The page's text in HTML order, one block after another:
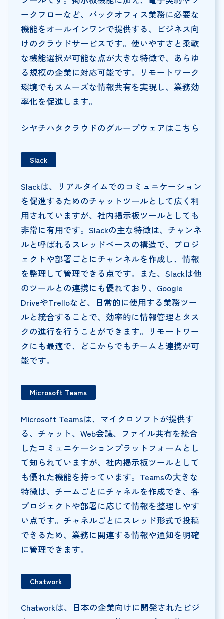
ークフローなど、バックオフィス業務に必要な
機能をオールインワンで提供する、ビジネス向
けのクラウドサービスです。使いやすさと柔軟
な機能選択が可能な点が大きな特徴で、あらゆ
る規模の企業に対応可能です。リモートワーク
環境でもスムーズな情報共有を実現し、業務効
率化を促進します。
シヤチハタクラウドのグループウェアはこちら
Slack
Slackは、リアルタイムでのコミュニケーション
を促進するためのチャットツールとして広く利
用されていますが、社内掲示板ツールとしても
非常に有用です。Slackの主な特徴は、チャンネ
ルと呼ばれるスレッドベースの構造で、プロジ
ェクトや部署ごとにチャンネルを作成し、情報
を整理して管理できる点です。また、Slackは他
のツールとの連携にも優れており、Google
DriveやTrelloなど、日常的に使用する業務ツー
ルと統合することで、効率的に情報管理とタス
クの進行を行うことができます。リモートワー
クにも最適で、どこからでもチームと連携が可
能です。
Microsoft Teams
Microsoft Teamsは、マイクロソフトが提供す
る、チャット、Web会議、ファイル共有を統合
したコミュニケーションプラットフォームとし
て知られていますが、社内掲示板ツールとして
も優れた機能を持っています。Teamsの大きな
特徴は、チームごとにチャネルを作成でき、各
プロジェクトや部署に応じて情報を整理しやす
い点です。チャネルごとにスレッド形式で投稿
できるため、業務に関連する情報や通知を明確
に管理できます。
Chatwork
Chatworkは、日本の企業向けに開発されたビジ